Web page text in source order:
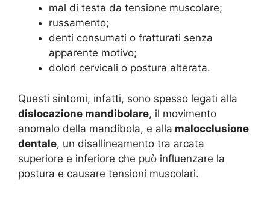
mal di testa da tensione muscolare;
russamento;
denti consumati o fratturati senza
apparente motivo;
dolori cervicali o postura alterata.
Questi sintomi, infatti, sono spesso legati alla
dislocazione mandibolare, il movimento
anomalo della mandibola, e alla malocclusione
dentale, un disallineamento tra arcata
superiore e inferiore che può influenzare la
postura e causare tensioni muscolari.